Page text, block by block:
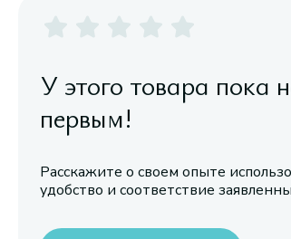
У этого товара пока
первым!
Расскажите о своем опыте
удобство и соответствие